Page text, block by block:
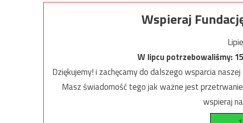
Wspieraj
W lipcu potrzebowaliśmy:
Dziękujemy! i zachęcamy do dalszego wsparcia naszej
Masz świadomość tego jak ważne jest
wspieraj